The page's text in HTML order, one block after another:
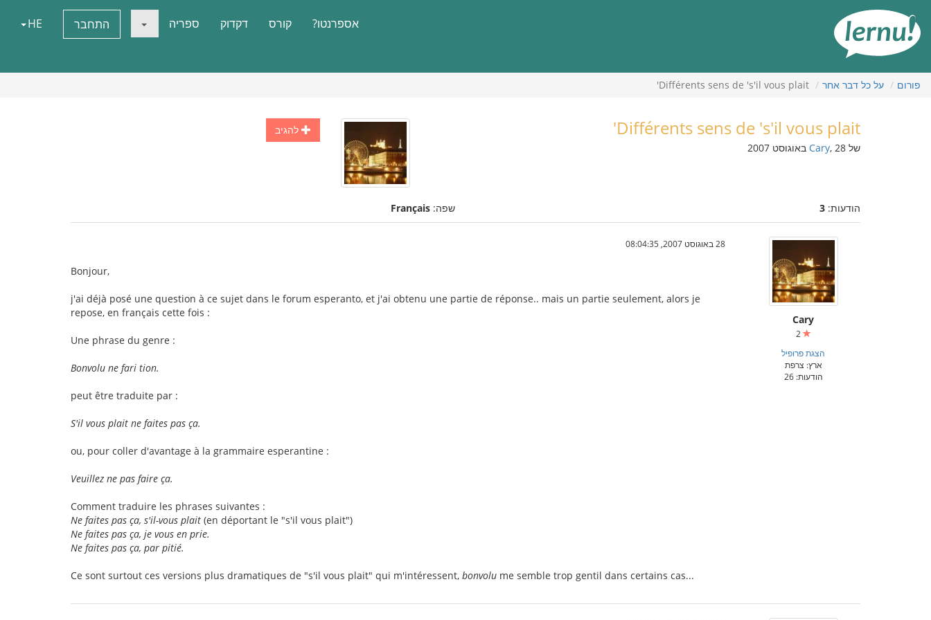
העניינים
אספרנטו? קורס דקדוק ספריה התחבר HE
פורום על כל דבר אחר Différents sens de 's'il vous plait'
להגיב Différents sens de 's'il vous plait'
של Cary, 28 באוגוסט 2007
הודעות: 3 שפה: Français
Cary
הצגת פרופיל
ארץ: צרפת
הודעות: 26
28 באוגוסט 2007, 08:04:35
Bonjour,
j'ai déjà posé une question à ce sujet dans le forum esperanto, et j'ai obtenu une partie de réponse.. mais un partie seulement, alors je
repose, en français cette fois :
Une phrase du genre :
Bonvolu ne fari tion.
peut être traduite par :
S'il vous plait ne faites pas ça.
ou, pour coller d'avantage à la grammaire esperantine :
Veuillez ne pas faire ça.
Comment traduire les phrases suivantes :
Ne faites pas ça, s'il-vous plait (en déportant le "s'il vous plait")
Ne faites pas ça, je vous en prie.
Ne faites pas ça, par pitié.
Ce sont surtout ces versions plus dramatiques de "s'il vous plait" qui m'intéressent, bonvolu me semble trop gentil dans certains cas...